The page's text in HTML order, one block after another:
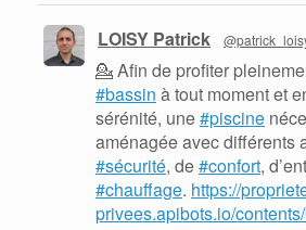
LOISY Patrick
💁 Afin de profiter
#bassin à tout moment et
sérénité, une#piscine
aménagée avec différents
#sécurité, de#confort,
#chauffage. https://
privees.apibots.io/